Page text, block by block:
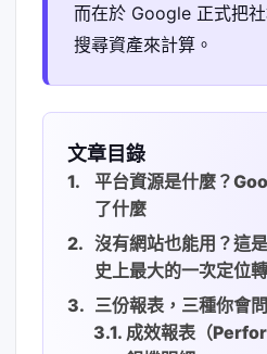
而在於 Google 正式把
搜尋資產來計算。
文章目錄
平台資源是什麼？
了什麼
沒有網站也能用？這
史上最大的一次定位
三份報表，三種你會
成效報表（